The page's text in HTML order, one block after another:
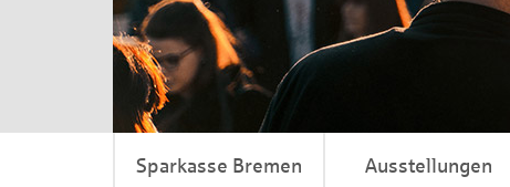
Sparkasse Bremen Ausstellungen